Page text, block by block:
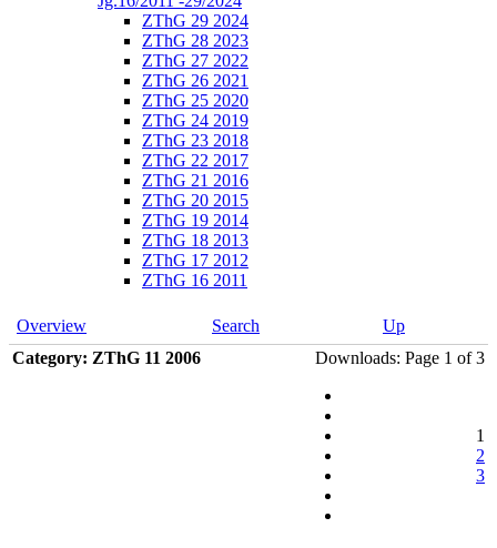
ZThG 29 2024
ZThG 28 2023
ZThG 27 2022
ZThG 26 2021
ZThG 25 2020
ZThG 24 2019
ZThG 23 2018
ZThG 22 2017
ZThG 21 2016
ZThG 20 2015
ZThG 19 2014
ZThG 18 2013
ZThG 17 2012
ZThG 16 2011
Overview Search
Up
Category: ZThG 11 2006
Downloads: Page 1 of 3
1
2
3